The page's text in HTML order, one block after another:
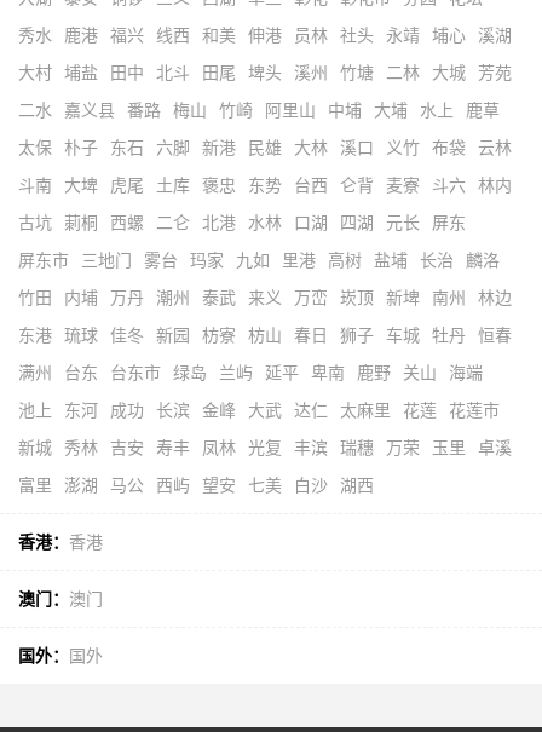
秀水
鹿港 福兴 线西 和美 伸港 员林 社头 永靖 埔心
溪湖
大村
埔盐 田中 北斗 田尾 埤头 溪州 竹塘 二林 大城
芳苑
二水
嘉义县 番路 梅山 竹崎 阿里山 中埔 大埔 水上
鹿草
太保
朴子 东石 六脚 新港 民雄 大林 溪口 义竹 布袋
云林
斗南
大埤 虎尾 土库 褒忠 东势 台西 仑背 麦寮 斗六
林内
古坑
莿桐 西螺 二仑 北港 水林 口湖 四湖 元长
屏东
屏东市
三地门 雾台 玛家 九如 里港 高树 盐埔 长治
麟洛
竹田
内埔 万丹 潮州 泰武 来义 万峦 崁顶 新埤 南州
林边
东港
琉球 佳冬 新园 枋寮 枋山 春日 狮子 车城 牡丹
恒春
满州
台东 台东市 绿岛 兰屿 延平 卑南 鹿野 关山
海端
池上
东河 成功 长滨 金峰 大武 达仁 太麻里 花莲
花莲市
新城
秀林 吉安 寿丰 凤林 光复 丰滨 瑞穗 万荣 玉里
卓溪
富里
澎湖 马公 西屿 望安 七美 白沙 湖西
香港： 香港
澳门： 澳门
国外： 国外